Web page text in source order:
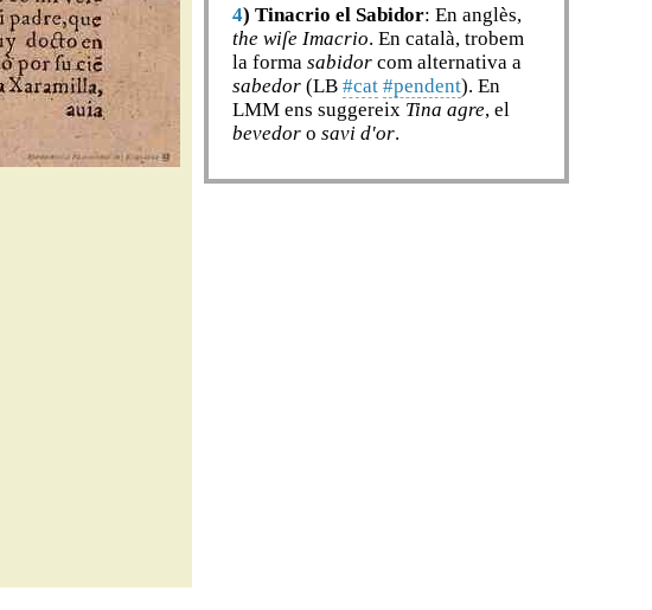
4) Tinacrio el Sabidor: En anglès,
the wiſe Imacrio. En català, trobem
la formasabidor com alternativa a
sabedor (LB#cat #pendent). En
LMM ens suggereix Tina agre, el
bevedor osavi d'or.